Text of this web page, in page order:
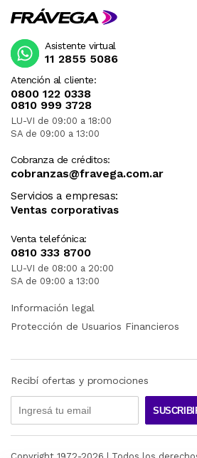
Atención al cliente:
0800 122 0338
0810 999 3728
LU-VI de 09:00 a 18:00
SA de 09:00 a 13:00
Cobranza de créditos:
cobranzas@fravega.com.ar
Servicios a empresas:
Ventas corporativas
Venta telefónica:
0810 333 8700
LU-VI de 08:00 a 20:00
SA de 09:00 a 13:00
Asistente virtual
11 2855 5086
Información legal
Protección de Usuarios Financieros
Recibí ofertas y promociones